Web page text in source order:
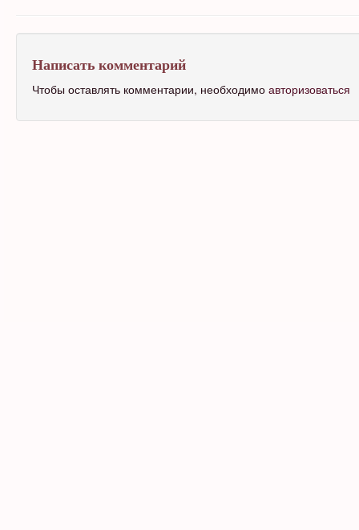
Написать комментарий
Чтобы оставлять комментарии, необходимо авторизоваться